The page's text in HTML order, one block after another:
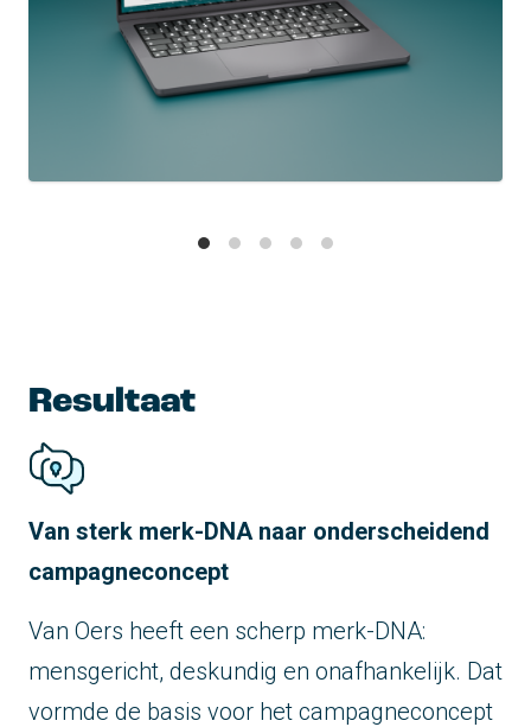
Resultaat
Van sterk merk-DNA naar onderscheidend
campagneconcept
Van Oers heeft een scherp merk-DNA:
mensgericht, deskundig en onafhankelijk. Dat
vormde de basis voor het campagneconcept